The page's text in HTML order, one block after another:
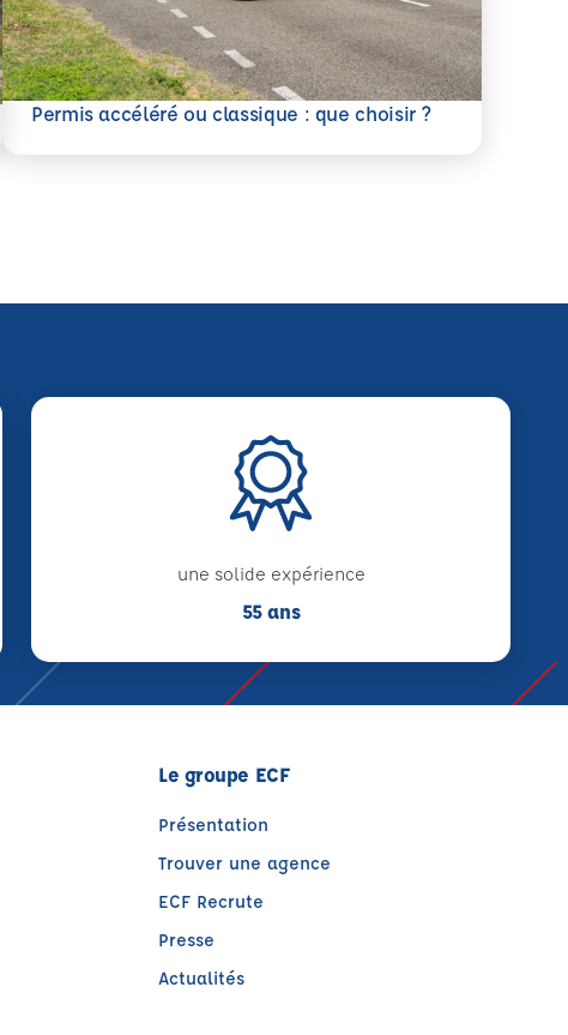
Permis accéléré ou classique : que choisir ?
En savoir plus
une solide expérience
55 ans
Le groupe ECF
Présentation
Trouver une agence
ECF Recrute
Presse
Actualités